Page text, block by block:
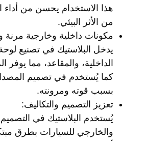
هذا الاستخدام يحسن من أداء
من الأثر البيئي.
مكونات داخلية وخارجية مرنة
يدخل البلاستيك في تصنيع لوحة
الداخلية، والمقاعد، مما يوفر
كما يُستخدم في تصميم
بسبب قوته ومرونته.
تعزيز التصميم والتكاليف:
يُستخدم البلاستيك في التصميم
والخارجي للسيارات بطرق